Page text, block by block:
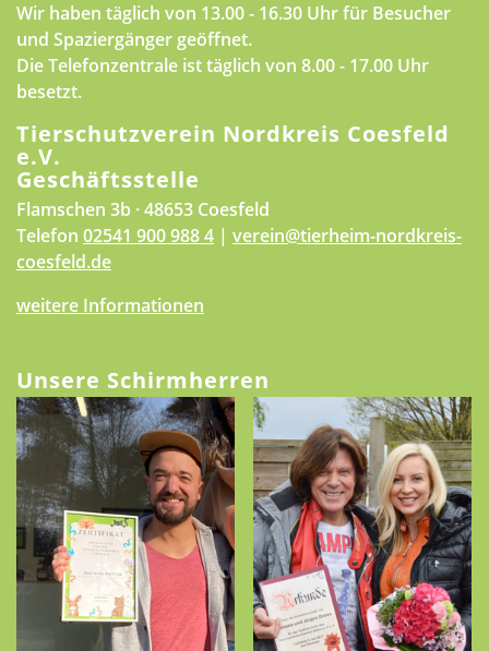
Wir haben täglich von 13.00 - 16.30 Uhr für Besucher
und Spaziergänger geöffnet.
Die Telefonzentrale ist täglich von 8.00 - 17.00 Uhr
besetzt.
Tierschutzverein Nordkreis Coesfeld
e.V.
Geschäftsstelle
Flamschen 3b · 48653 Coesfeld
Telefon 02541 900 988 4 | verein@tierheim-nordkreis-
coesfeld.de
weitere Informationen
Unsere Schirmherren